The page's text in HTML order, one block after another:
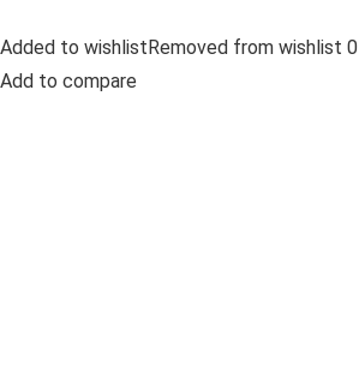
Added to wishlistRemoved from wishlist 0
Add to compare